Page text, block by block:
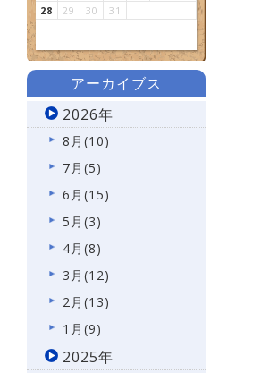
28
29 30 31
アーカイブス
2026年
8月(10)
7月(5)
6月(15)
5月(3)
4月(8)
3月(12)
2月(13)
1月(9)
2025年